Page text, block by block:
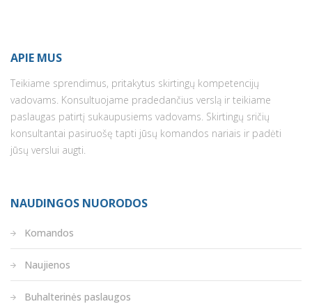
APIE MUS
Teikiame sprendimus, pritakytus skirtingų kompetencijų
vadovams. Konsultuojame pradedančius verslą ir teikiame
paslaugas patirtį sukaupusiems vadovams. Skirtingų sričių
konsultantai pasiruošę tapti jūsų komandos nariais ir padėti
jūsų verslui augti.
NAUDINGOS NUORODOS
Komandos
Naujienos
Buhalterinės paslaugos